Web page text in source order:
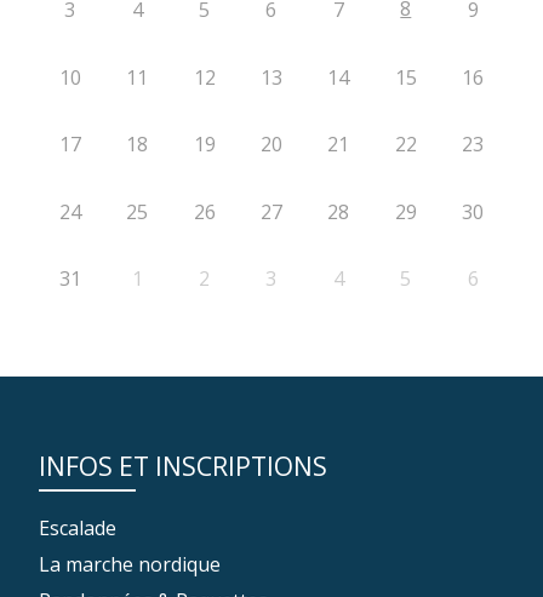
3 4 5 6 7 8 9
10 11 12 13 14 15 16
17 18 19 20 21 22 23
24 25 26 27 28 29 30
31 1 2 3 4 5 6
INFOS ET INSCRIPTIONS
Escalade
La marche nordique